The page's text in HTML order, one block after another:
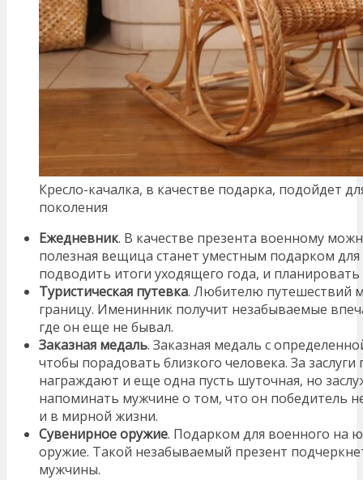
Кресло-качалка, в качестве подарка, подойдет
поколения
Ежедневник. В качестве презента военному
полезная вещица станет уместным подарком
подводить итоги уходящего года, и
Туристическая путевка. Любителю путешествий
границу. Именинник получит незабываемые
где он еще не бывал.
Заказная медаль. Заказная медаль с
чтобы порадовать близкого человека. За
награждают и еще одна пусть шуточная, но
напоминать мужчине о том, что он победитель
и в мирной жизни.
Сувенирное оружие. Подарком для военного на
оружие. Такой незабываемый презент
мужчины.